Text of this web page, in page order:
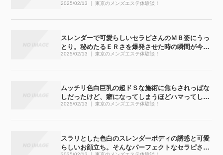
ちゃ気持ち良かったです
2025/02/13 東京のメンズエステ体験談！
スレンダーで可愛らしいセラピさんのＭＢ姿にうっ
とり。秘めたるＥＲさを爆発させた時の瞬間が今で
も忘れられません
2025/02/13 東京のメンズエステ体験談！
ムッチリ色白巨乳の超ドＳな施術に焦らされっぱな
しだったけど、癖になってしまうほどハマってしま
いました
2025/02/13 東京のメンズエステ体験談！
スラリとした色白のスレンダーボディの誘惑と可愛
らしいお顔立ち。そんなパーフェクトなセラピさん